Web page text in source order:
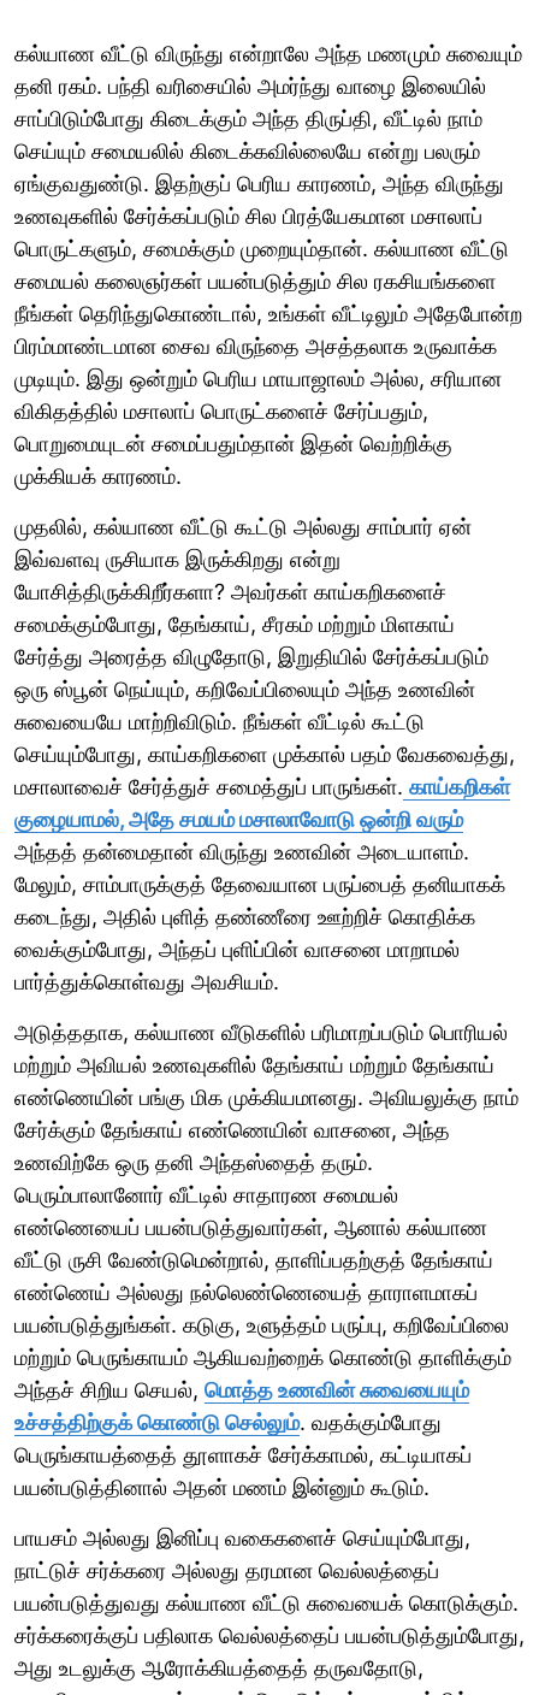
கல்யாண வீட்டு விருந்து என்றாலே அந்த மணமும் சுவையும்
தனி ரகம். பந்தி வரிசையில் அமர்ந்து வாழை இலையில்
சாப்பிடும்போது கிடைக்கும் அந்த திருப்தி, வீட்டில் நாம்
செய்யும் சமையலில் கிடைக்கவில்லையே என்று பலரும்
ஏங்குவதுண்டு. இதற்குப் பெரிய காரணம், அந்த விருந்து
உணவுகளில் சேர்க்கப்படும் சில பிரத்யேகமான மசாலாப்
பொருட்களும், சமைக்கும் முறையும்தான். கல்யாண வீட்டு
சமையல் கலைஞர்கள் பயன்படுத்தும் சில ரகசியங்களை
நீங்கள் தெரிந்துகொண்டால், உங்கள் வீட்டிலும் அதேபோன்ற
பிரம்மாண்டமான சைவ விருந்தை அசத்தலாக உருவாக்க
முடியும். இது ஒன்றும் பெரிய மாயாஜாலம் அல்ல, சரியான
விகிதத்தில் மசாலாப் பொருட்களைச் சேர்ப்பதும்,
பொறுமையுடன் சமைப்பதும்தான் இதன் வெற்றிக்கு
முக்கியக் காரணம்.
முதலில், கல்யாண வீட்டு கூட்டு அல்லது சாம்பார் ஏன்
இவ்வளவு ருசியாக இருக்கிறது என்று
யோசித்திருக்கிறீர்களா? அவர்கள் காய்கறிகளைச்
சமைக்கும்போது, தேங்காய், சீரகம் மற்றும் மிளகாய்
சேர்த்து அரைத்த விழுதோடு, இறுதியில் சேர்க்கப்படும்
ஒரு ஸ்பூன் நெய்யும், கறிவேப்பிலையும் அந்த உணவின்
சுவையையே மாற்றிவிடும். நீங்கள் வீட்டில் கூட்டு
செய்யும்போது, காய்கறிகளை முக்கால் பதம் வேகவைத்து,
மசாலாவைச் சேர்த்துச் சமைத்துப் பாருங்கள். காய்கறிகள்
குழையாமல், அதே சமயம் மசாலாவோடு ஒன்றி வரும்
அந்தத் தன்மைதான் விருந்து உணவின் அடையாளம்.
மேலும், சாம்பாருக்குத் தேவையான பருப்பைத் தனியாகக்
கடைந்து, அதில் புளித் தண்ணீரை ஊற்றிச் கொதிக்க
வைக்கும்போது, அந்தப் புளிப்பின் வாசனை மாறாமல்
பார்த்துக்கொள்வது அவசியம்.
அடுத்ததாக, கல்யாண வீடுகளில் பரிமாறப்படும் பொரியல்
மற்றும் அவியல் உணவுகளில் தேங்காய் மற்றும் தேங்காய்
எண்ணெயின் பங்கு மிக முக்கியமானது. அவியலுக்கு நாம்
சேர்க்கும் தேங்காய் எண்ணெயின் வாசனை, அந்த
உணவிற்கே ஒரு தனி அந்தஸ்தைத் தரும்.
பெரும்பாலானோர் வீட்டில் சாதாரண சமையல்
எண்ணெயைப் பயன்படுத்துவார்கள், ஆனால் கல்யாண
வீட்டு ருசி வேண்டுமென்றால், தாளிப்பதற்குத் தேங்காய்
எண்ணெய் அல்லது நல்லெண்ணெயைத் தாராளமாகப்
பயன்படுத்துங்கள். கடுகு, உளுத்தம் பருப்பு, கறிவேப்பிலை
மற்றும் பெருங்காயம் ஆகியவற்றைக் கொண்டு தாளிக்கும்
அந்தச் சிறிய செயல், மொத்த உணவின் சுவையையும்
உச்சத்திற்குக் கொண்டு செல்லும். வதக்கும்போது
பெருங்காயத்தைத் தூளாகச் சேர்க்காமல், கட்டியாகப்
பயன்படுத்தினால் அதன் மணம் இன்னும் கூடும்.
பாயசம் அல்லது இனிப்பு வகைகளைச் செய்யும்போது,
நாட்டுச் சர்க்கரை அல்லது தரமான வெல்லத்தைப்
பயன்படுத்துவது கல்யாண வீட்டு சுவையைக் கொடுக்கும்.
சர்க்கரைக்குப் பதிலாக வெல்லத்தைப் பயன்படுத்தும்போது,
அது உடலுக்கு ஆரோக்கியத்தைத் தருவதோடு,